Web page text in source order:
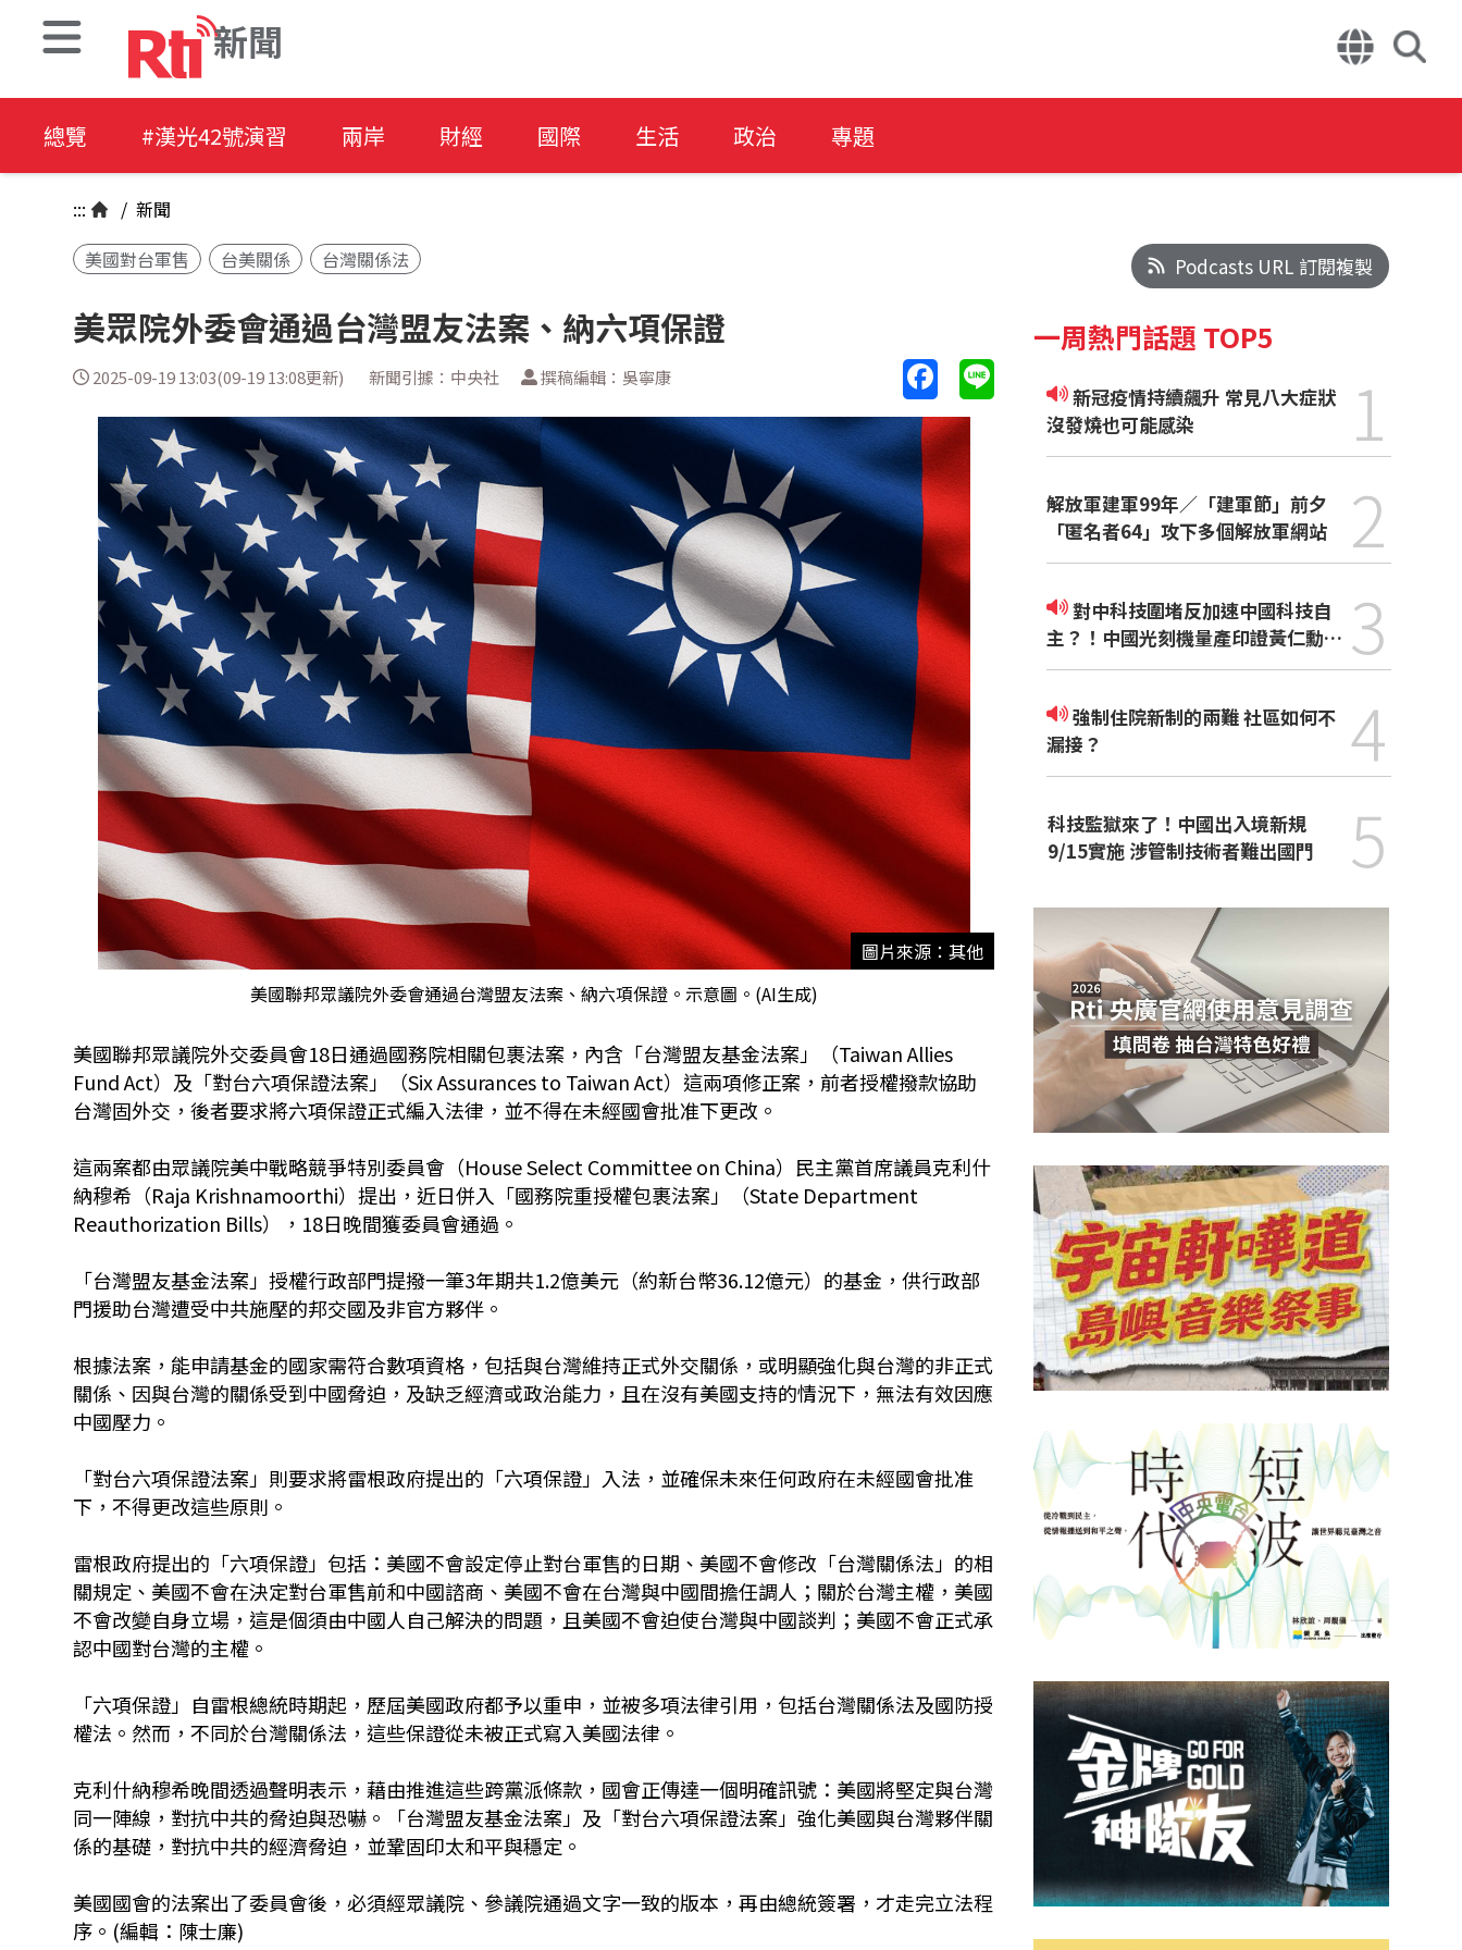
新聞
總覽 #漢光42號演習 兩岸 財經 國際 生活 政治 專題
::: / 新聞
美國對台軍售
台美關係 台灣關係法
美眾院外委會通過台灣盟友法案、納六項保證
2025-09-19 13:03(09-19 13:08更新) 新聞引據：中央社 撰稿編輯：吳寧康
圖片來源：其他
美國聯邦眾議院外委會通過台灣盟友法案、納六項保證。示意圖。(AI生成)
美國聯邦眾議院外交委員會18日通過國務院相關包裹法案，內含「台灣盟友基金法案」（Taiwan Allies
Fund Act）及「對台六項保證法案」（Six Assurances to Taiwan Act）這兩項修正案，前者授權撥款協助
台灣固外交，後者要求將六項保證正式編入法律，並不得在未經國會批准下更改。
這兩案都由眾議院美中戰略競爭特別委員會（House Select Committee on China）民主黨首席議員克利什
納穆希（Raja Krishnamoorthi）提出，近日併入「國務院重授權包裹法案」（State Department
Reauthorization Bills），18日晚間獲委員會通過。
「台灣盟友基金法案」授權行政部門提撥一筆3年期共1.2億美元（約新台幣36.12億元）的基金，供行政部
門援助台灣遭受中共施壓的邦交國及非官方夥伴。
根據法案，能申請基金的國家需符合數項資格，包括與台灣維持正式外交關係，或明顯強化與台灣的非正式
關係、因與台灣的關係受到中國脅迫，及缺乏經濟或政治能力，且在沒有美國支持的情況下，無法有效因應
中國壓力。
「對台六項保證法案」則要求將雷根政府提出的「六項保證」入法，並確保未來任何政府在未經國會批准
下，不得更改這些原則。
雷根政府提出的「六項保證」包括：美國不會設定停止對台軍售的日期、美國不會修改「台灣關係法」的相
關規定、美國不會在決定對台軍售前和中國諮商、美國不會在台灣與中國間擔任調人；關於台灣主權，美國
不會改變自身立場，這是個須由中國人自己解決的問題，且美國不會迫使台灣與中國談判；美國不會正式承
認中國對台灣的主權。
「六項保證」自雷根總統時期起，歷屆美國政府都予以重申，並被多項法律引用，包括台灣關係法及國防授
權法。然而，不同於台灣關係法，這些保證從未被正式寫入美國法律。
克利什納穆希晚間透過聲明表示，藉由推進這些跨黨派條款，國會正傳達一個明確訊號：美國將堅定與台灣
同一陣線，對抗中共的脅迫與恐嚇。「台灣盟友基金法案」及「對台六項保證法案」強化美國與台灣夥伴關
係的基礎，對抗中共的經濟脅迫，並鞏固印太和平與穩定。
美國國會的法案出了委員會後，必須經眾議院、參議院通過文字一致的版本，再由總統簽署，才走完立法程
序。(編輯：陳士廉)
Podcasts URL 訂閱複製
一周熱門話題 TOP5
新冠疫情持續飆升 常見八大症狀
沒發燒也可能感染
1
解放軍建軍99年／「建軍節」前夕
「匿名者64」攻下多個解放軍網站
2
對中科技圍堵反加速中國科技自
主？！中國光刻機量產印證黃仁勳觀
點
3
強制住院新制的兩難 社區如何不
漏接？
4
科技監獄來了！中國出入境新規
9/15實施 涉管制技術者難出國門
5